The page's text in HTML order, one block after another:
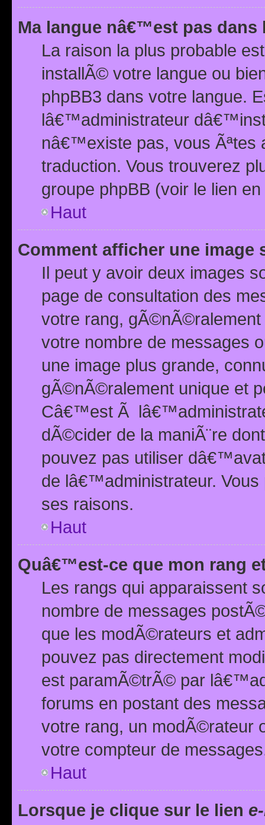
Ma langue nâ€™est pas dans
La raison la plus probable
installÃ© votre langue ou
phpBB3 dans votre langue.
lâ€™administrateur
nâ€™existe pas, vous Ãªtes
traduction. Vous trouverez
groupe phpBB (voir le lien
Haut
Comment afficher une image
Il peut y avoir deux images
page de consultation des
votre rang,
votre nombre de messages
une image plus grande,
gÃ©nÃ©ralement unique et
Câ€™est Ã
dÃ©cider de la maniÃ¨re
pouvez pas utiliser
de lâ€™administrateur.
ses raisons.
Haut
Quâ€™est-ce que mon rang
Les rangs qui apparaissent
nombre de messages
que les modÃ©rateurs et
pouvez pas directement
est paramÃ©trÃ© par
forums en postant des
votre rang, un modÃ©rateur
votre compteur de
Haut
Lorsque je clique sur le lien